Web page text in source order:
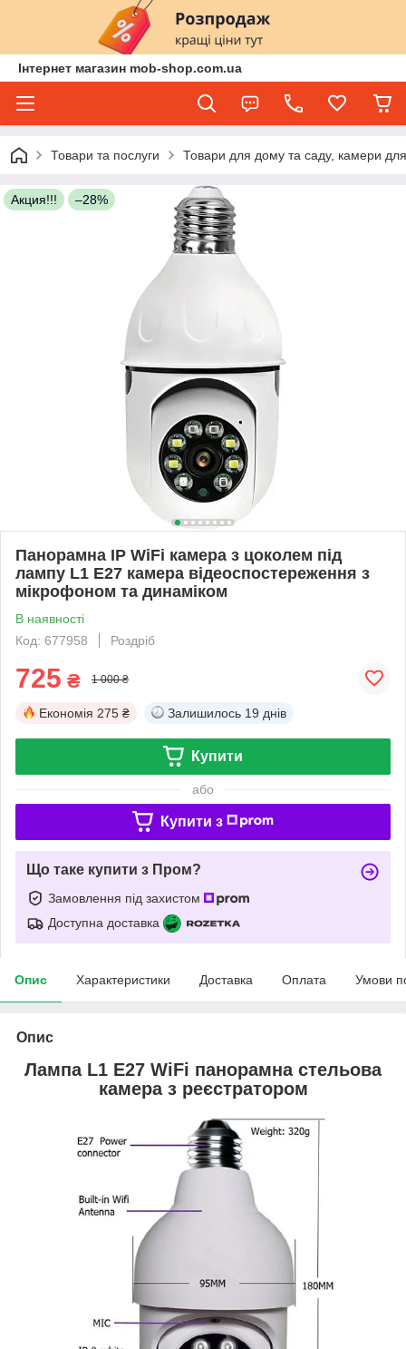
Інтернет магазин mob-shop.com.ua
Товари та послуги Товари для дому та саду, камери
Акция!!! –28%
Панорамна IP WiFi камера з цоколем під
лампу L1 E27 камера відеоспостереження з
мікрофоном та динаміком
В наявності
Код: 677958
Роздріб
725 ₴ 1 000 ₴
Економія 275 ₴ Залишилось 19 днів
Купити
або
Купити з
Що таке купити з Пром?
Замовлення під захистом
Доступна доставка
Опис Характеристики Доставка Оплата Умови
Опис
Лампа L1 E27 WiFi панорамна стельова
камера з реєстратором